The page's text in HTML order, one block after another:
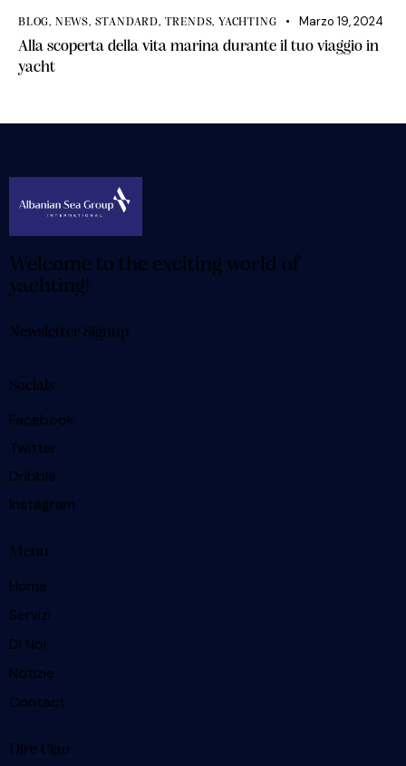
BLOG, NEWS, STANDARD, TRENDS, YACHTING Marzo 19, 2024
Alla scoperta della vita marina durante il tuo viaggio in
yacht
Welcome to the exciting world of
yachting!
Newsletter Signup
Socials
Facebook
Twitter
Dribble
Instagram
Menu
Home
Servizi
Di Noi
Notizie
Contact
Dire Ciao